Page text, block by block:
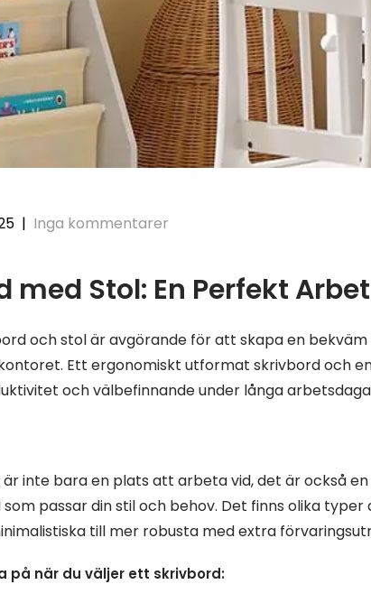
| Inga kommentarer
med Stol: En Perfekt
och stol är avgörande för att skapa en
Ett ergonomiskt utformat skrivbord och
och välbefinnande under långa
inte bara en plats att arbeta vid, det är också
passar din stil och behov. Det finns olika
till mer robusta med extra
på när du väljer ett skrivbord: